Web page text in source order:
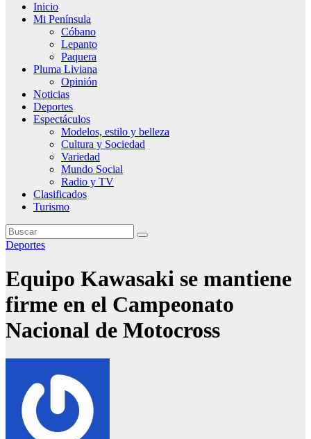
Inicio
Mi Península
Cóbano
Lepanto
Paquera
Pluma Liviana
Opinión
Noticias
Deportes
Espectáculos
Modelos, estilo y belleza
Cultura y Sociedad
Variedad
Mundo Social
Radio y TV
Clasificados
Turismo
Deportes
Equipo Kawasaki se mantiene
firme en el Campeonato
Nacional de Motocross